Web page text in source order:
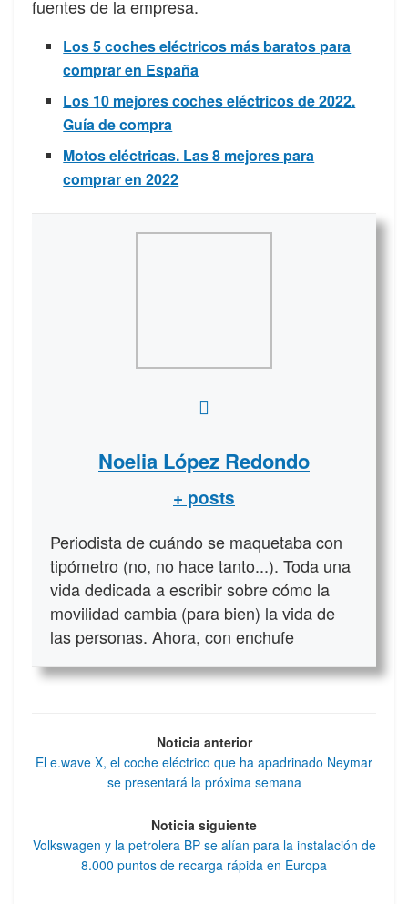
fuentes de la empresa.
Los 5 coches eléctricos más baratos para
comprar en España
Los 10 mejores coches eléctricos de 2022.
Guía de compra
Motos eléctricas. Las 8 mejores para
comprar en 2022
Noelia López Redondo
+ posts
Periodista de cuándo se maquetaba con
tipómetro (no, no hace tanto...). Toda una
vida dedicada a escribir sobre cómo la
movilidad cambia (para bien) la vida de
las personas. Ahora, con enchufe
Noticia anterior
El e.wave X, el coche eléctrico que ha apadrinado Neymar
se presentará la próxima semana
Noticia siguiente
Volkswagen y la petrolera BP se alían para la instalación de
8.000 puntos de recarga rápida en Europa